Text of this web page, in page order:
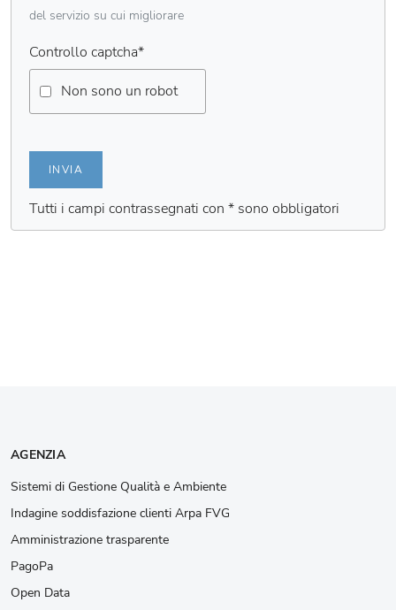
del servizio su cui migliorare
Controllo captcha*
Non sono un robot
INVIA
Tutti i campi contrassegnati con * sono obbligatori
AGENZIA
Sistemi di Gestione Qualità e Ambiente
Indagine soddisfazione clienti Arpa FVG
Amministrazione trasparente
PagoPa
Open Data